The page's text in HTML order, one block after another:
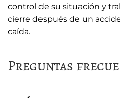
control de su situación y
cierre después de un
caída.
Preguntas